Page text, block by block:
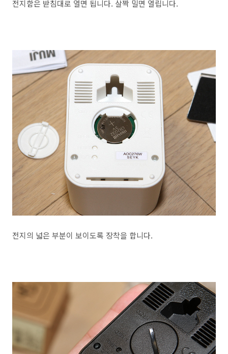
전지함은 받침대로 열면 됩니다. 살짝 밀면 열립니다.
전지의 넓은 부분이 보이도록 장착을 합니다.